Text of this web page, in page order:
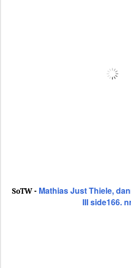
SoTW - Mathias Just Thiele,
III side166.